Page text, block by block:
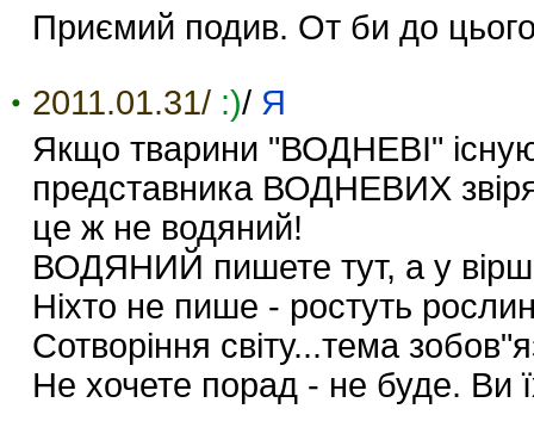
Приємий подив. От би до цього
2011.01.31/ :)/ Я
Якщо тварини "ВОДНЕВІ"
представника ВОДНЕВИХ
це ж не водяний!
ВОДЯНИЙ пишете тут, а у
Ніхто не пише - ростуть
Сотворіння світу...тема
Не хочете порад - не буде. Ви